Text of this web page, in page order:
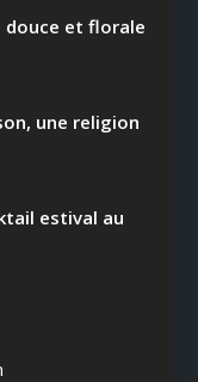
douce et florale
une religion
estival au